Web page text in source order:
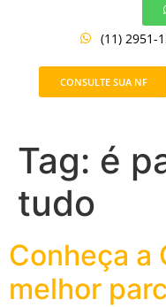
(11) 2951-
CONSULTE SUA NF
Tag: é
tudo
Conheça a
melhor